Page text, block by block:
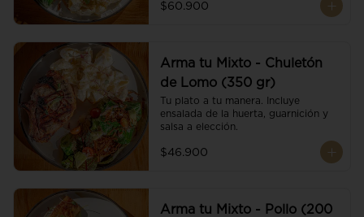
$60.900
Arma tu Mixto - Chuletón
de Lomo (350 gr)
Tu plato a tu manera. Incluye
ensalada de la huerta, guarnición y
salsa a elección.
$46.900
Arma tu Mixto - Pollo (200